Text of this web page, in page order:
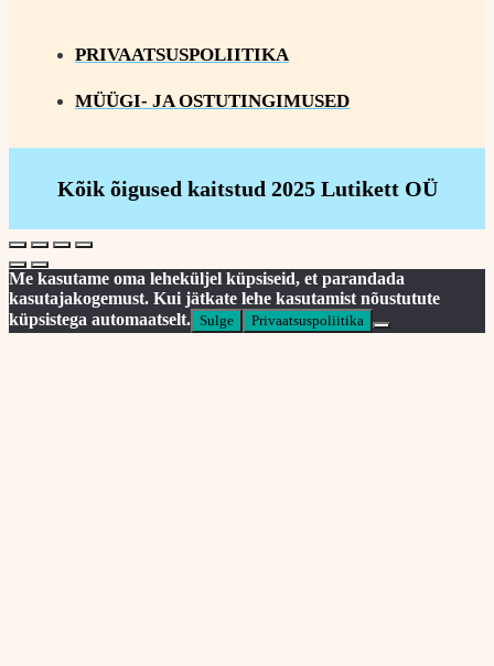
PRIVAATSUSPOLIITIKA
MÜÜGI- JA OSTUTINGIMUSED
Kõik õigused kaitstud 2025 Lutikett OÜ
Me kasutame oma leheküljel küpsiseid, et parandada
kasutajakogemust. Kui jätkate lehe kasutamist nõustutute
küpsistega automaatselt. Sulge Privaatsuspoliitika